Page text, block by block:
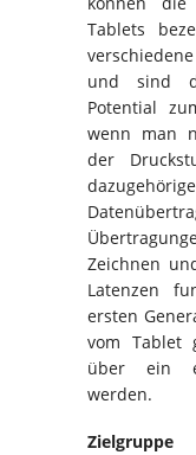
Tablets
und sind
Potential
wenn man
der
Zeichnen
Latenzen
ersten
vom Tablet
über ein
werden.
Zielgruppe